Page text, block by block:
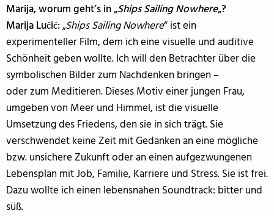
Marija, worum geht’s in „Ships Sailing Nowhere„?
Marija Lučić:„Ships Sailing Nowhere“ ist ein
experimenteller Film, dem ich eine visuelle und auditive
Schönheit geben wollte. Ich will den Betrachter über die
symbolischen Bilder zum Nachdenken bringen –
oder zum Meditieren. Dieses Motiv einer jungen Frau,
umgeben von Meer und Himmel, ist die visuelle
Umsetzung des Friedens, den sie in sich trägt. Sie
verschwendet keine Zeit mit Gedanken an eine mögliche
bzw. unsichere Zukunft oder an einen aufgezwungenen
Lebensplan mit Job, Familie, Karriere und Stress. Sie ist frei.
Dazu wollte ich einen lebensnahen Soundtrack: bitter und
süß.